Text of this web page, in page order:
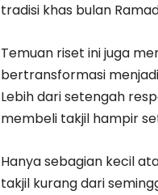
tradisi khas bulan
​Temuan riset ini juga
bertransformasi
Lebih dari setengah
membeli takjil hampir
Hanya sebagian kecil
takjil kurang dari